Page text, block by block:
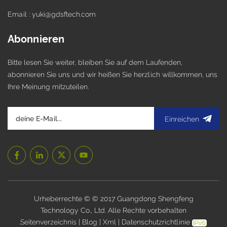
Email : yuki@gdsftech.com
Abonnieren
Bitte lesen Sie weiter, bleiben Sie auf dem Laufenden,
abonnieren Sie uns und wir heißen Sie herzlich willkommen, uns
Ihre Meinung mitzuteilen.
Einreichen
Urheberrechte © © 2017 Guangdong Shengfeng
Technology Co., Ltd. Alle Rechte vorbehalten
.Seitenverzeichnis Blog Xml| Datenschutzrichtlinie